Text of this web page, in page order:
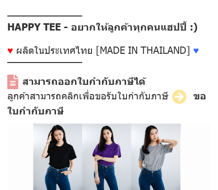
––––––––––––––
HAPPY TEE - อยากให้ลูกค้าทุกคนแฮปปี้ :)
♥ ผลิตในประเทศไทย [MADE IN THAILAND] ♥
––––––––––––––
สามารถออกใบกำกับภาษีได้
ลูกค้าสามารถคลิกเพื่อขอรับใบกำกับภาษี
ขอ
ใบกำกับภาษี